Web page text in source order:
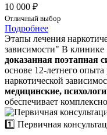
10 000 ₽
Отличный выбор
Подробнее
Этапы лечения
зависимости" В клинике
доказанная поэтапная
основе 12-летнего
наркотической
медицинские,
обеспечивает
1️⃣ Первичная